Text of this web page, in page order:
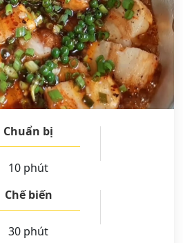
Chuẩn bị
10 phút
Chế biến
30 phút